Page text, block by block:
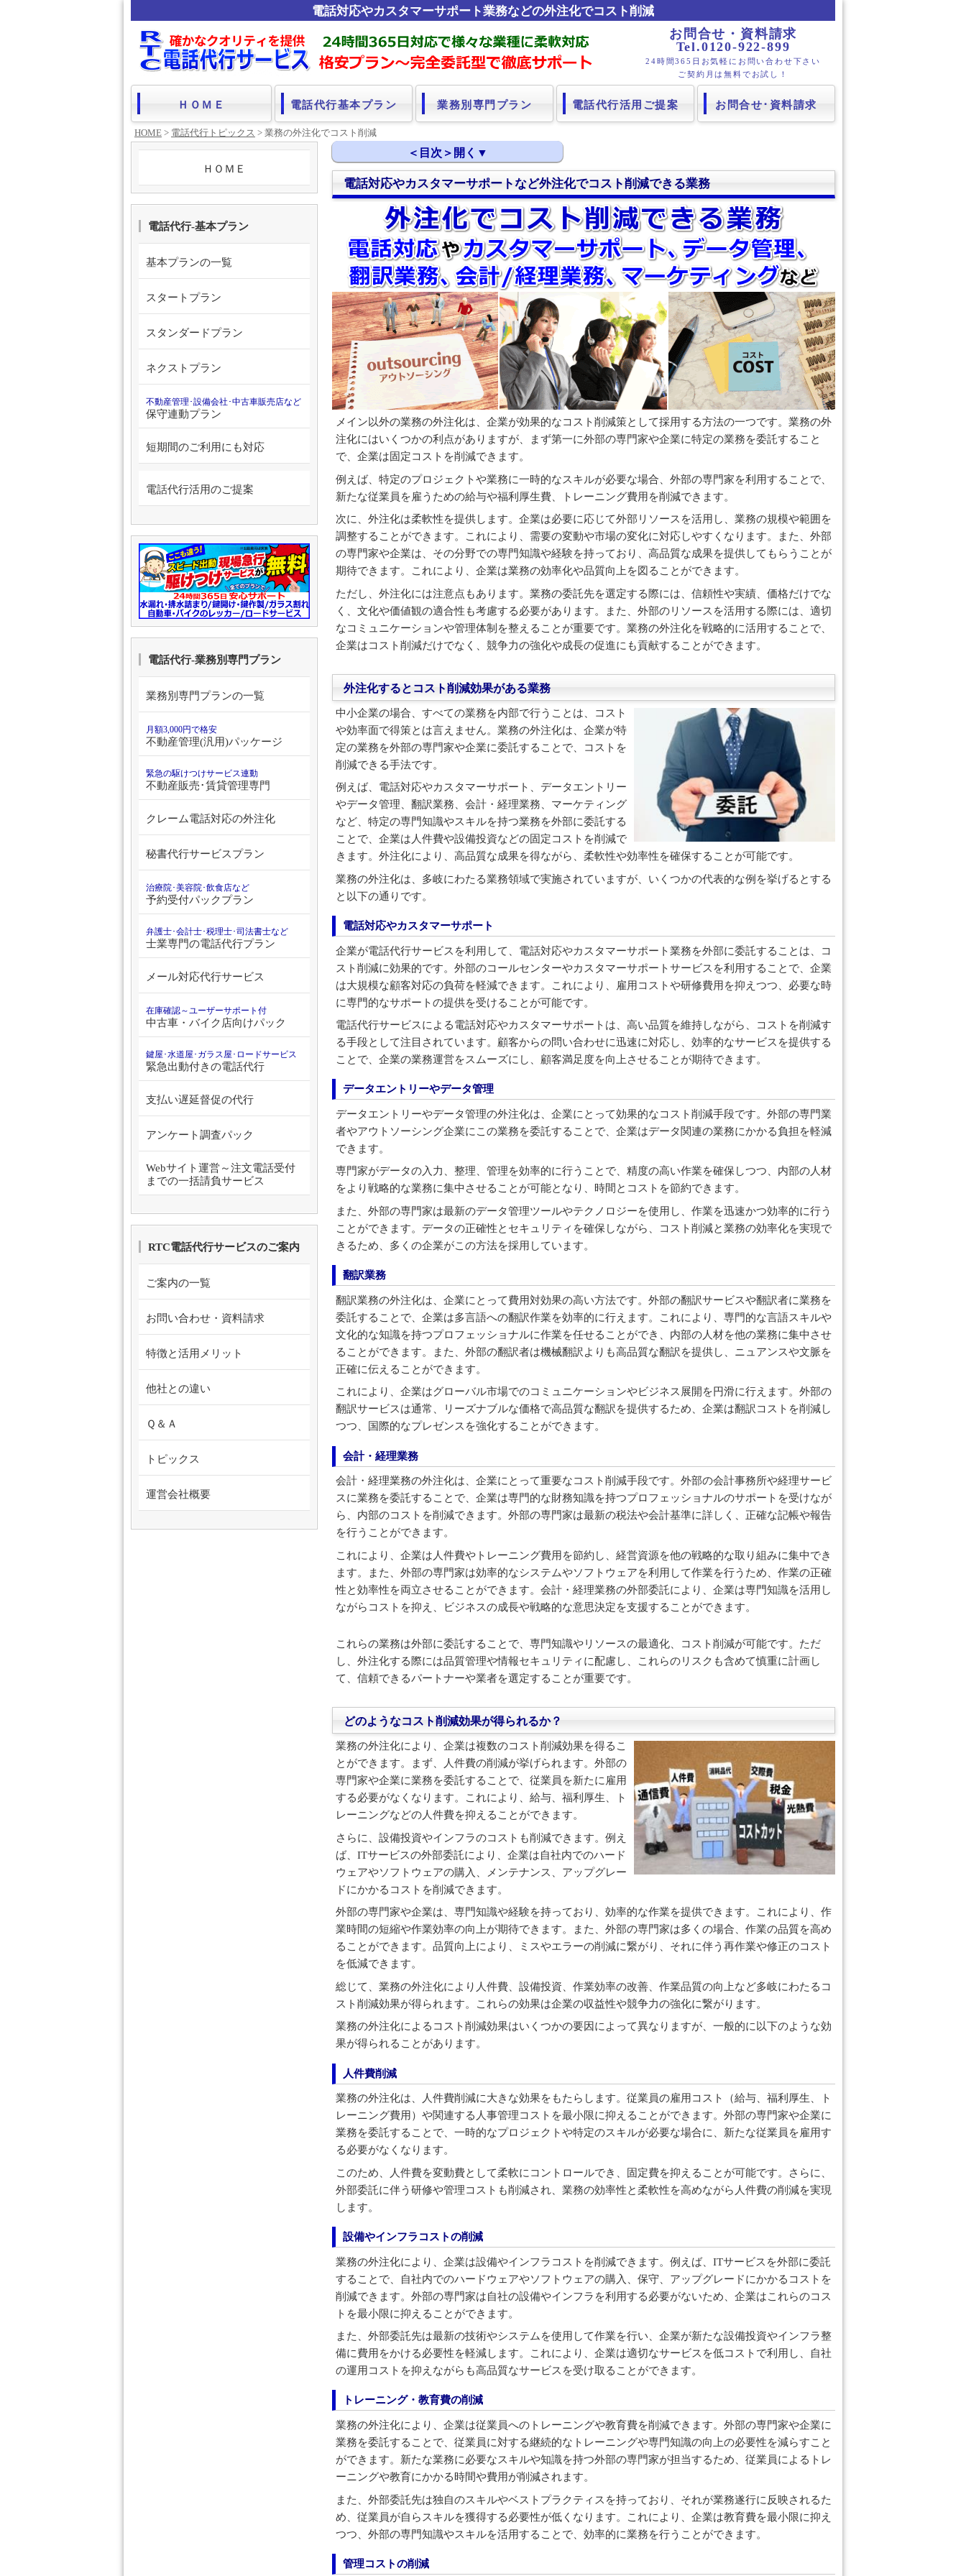
電話対応やカスタマーサポート業務などの外注化でコスト削減
お問合せ・資料請求
Tel.0120-922-899
24時間365日お気軽にお問い合わせ下さい
ご契約月は無料でお試し！
ＨＯＭＥ 電話代行基本プラン 業務別専門プラン 電話代行活用ご提案 お問合せ･資料請求
HOME > 電話代行トピックス > 業務の外注化でコスト削減
電話対応やカスタマーサポートなど外注化でコスト削減できる業務
外注化するとコスト削減効果がある業務
どのようなコスト削減効果が得られるか？
業務を外注化することで生じる経営リスク
業務の外注化に伴う経営リスク
自前コストと外注する場合のコストとの違い
自前コストと外注費の違い
電話対応やカスタマーサポートなど外注化でコスト削減できる業務
メイン以外の業務の外注化は、企業が効果的なコスト削減策として採用する方法の一つです。業務の外
注化にはいくつかの利点がありますが、まず第一に外部の専門家や企業に特定の業務を委託すること
で、企業は固定コストを削減できます。
例えば、特定のプロジェクトや業務に一時的なスキルが必要な場合、外部の専門家を利用することで、
新たな従業員を雇うための給与や福利厚生費、トレーニング費用を削減できます。
次に、外注化は柔軟性を提供します。企業は必要に応じて外部リソースを活用し、業務の規模や範囲を
調整することができます。これにより、需要の変動や市場の変化に対応しやすくなります。また、外部
の専門家や企業は、その分野での専門知識や経験を持っており、高品質な成果を提供してもらうことが
期待できます。これにより、企業は業務の効率化や品質向上を図ることができます。
ただし、外注化には注意点もあります。業務の委託先を選定する際には、信頼性や実績、価格だけでな
く、文化や価値観の適合性も考慮する必要があります。また、外部のリソースを活用する際には、適切
なコミュニケーションや管理体制を整えることが重要です。業務の外注化を戦略的に活用することで、
企業はコスト削減だけでなく、競争力の強化や成長の促進にも貢献することができます。
外注化するとコスト削減効果がある業務
中小企業の場合、すべての業務を内部で行うことは、コスト
や効率面で得策とは言えません。業務の外注化は、企業が特
定の業務を外部の専門家や企業に委託することで、コストを
削減できる手法です。
例えば、電話対応やカスタマーサポート、データエントリー
やデータ管理、翻訳業務、会計・経理業務、マーケティング
など、特定の専門知識やスキルを持つ業務を外部に委託する
ことで、企業は人件費や設備投資などの固定コストを削減で
きます。外注化により、高品質な成果を得ながら、柔軟性や効率性を確保することが可能です。
業務の外注化は、多岐にわたる業務領域で実施されていますが、いくつかの代表的な例を挙げるとする
と以下の通りです。
電話対応やカスタマーサポート
企業が電話代行サービスを利用して、電話対応やカスタマーサポート業務を外部に委託することは、コ
スト削減に効果的です。外部のコールセンターやカスタマーサポートサービスを利用することで、企業
は大規模な顧客対応の負荷を軽減できます。これにより、雇用コストや研修費用を抑えつつ、必要な時
に専門的なサポートの提供を受けることが可能です。
電話代行サービスによる電話対応やカスタマーサポートは、高い品質を維持しながら、コストを削減す
る手段として注目されています。顧客からの問い合わせに迅速に対応し、効率的なサービスを提供する
ことで、企業の業務運営をスムーズにし、顧客満足度を向上させることが期待できます。
データエントリーやデータ管理
データエントリーやデータ管理の外注化は、企業にとって効果的なコスト削減手段です。外部の専門業
者やアウトソーシング企業にこの業務を委託することで、企業はデータ関連の業務にかかる負担を軽減
できます。
専門家がデータの入力、整理、管理を効率的に行うことで、精度の高い作業を確保しつつ、内部の人材
をより戦略的な業務に集中させることが可能となり、時間とコストを節約できます。
また、外部の専門家は最新のデータ管理ツールやテクノロジーを使用し、作業を迅速かつ効率的に行う
ことができます。データの正確性とセキュリティを確保しながら、コスト削減と業務の効率化を実現で
きるため、多くの企業がこの方法を採用しています。
翻訳業務
翻訳業務の外注化は、企業にとって費用対効果の高い方法です。外部の翻訳サービスや翻訳者に業務を
委託することで、企業は多言語への翻訳作業を効率的に行えます。これにより、専門的な言語スキルや
文化的な知識を持つプロフェッショナルに作業を任せることができ、内部の人材を他の業務に集中させ
ることができます。また、外部の翻訳者は機械翻訳よりも高品質な翻訳を提供し、ニュアンスや文脈を
正確に伝えることができます。
これにより、企業はグローバル市場でのコミュニケーションやビジネス展開を円滑に行えます。外部の
翻訳サービスは通常、リーズナブルな価格で高品質な翻訳を提供するため、企業は翻訳コストを削減し
つつ、国際的なプレゼンスを強化することができます。
会計・経理業務
会計・経理業務の外注化は、企業にとって重要なコスト削減手段です。外部の会計事務所や経理サービ
スに業務を委託することで、企業は専門的な財務知識を持つプロフェッショナルのサポートを受けなが
ら、内部のコストを削減できます。外部の専門家は最新の税法や会計基準に詳しく、正確な記帳や報告
を行うことができます。
これにより、企業は人件費やトレーニング費用を節約し、経営資源を他の戦略的な取り組みに集中でき
ます。また、外部の専門家は効率的なシステムやソフトウェアを利用して作業を行うため、作業の正確
性と効率性を両立させることができます。会計・経理業務の外部委託により、企業は専門知識を活用し
ながらコストを抑え、ビジネスの成長や戦略的な意思決定を支援することができます。
これらの業務は外部に委託することで、専門知識やリソースの最適化、コスト削減が可能です。ただ
し、外注化する際には品質管理や情報セキュリティに配慮し、これらのリスクも含めて慎重に計画し
て、信頼できるパートナーや業者を選定することが重要です。
どのようなコスト削減効果が得られるか？
業務の外注化により、企業は複数のコスト削減効果を得るこ
とができます。まず、人件費の削減が挙げられます。外部の
専門家や企業に業務を委託することで、従業員を新たに雇用
する必要がなくなります。これにより、給与、福利厚生、ト
レーニングなどの人件費を抑えることができます。
さらに、設備投資やインフラのコストも削減できます。例え
ば、ITサービスの外部委託により、企業は自社内でのハード
ウェアやソフトウェアの購入、メンテナンス、アップグレー
ドにかかるコストを削減できます。
外部の専門家や企業は、専門知識や経験を持っており、効率的な作業を提供できます。これにより、作
業時間の短縮や作業効率の向上が期待できます。また、外部の専門家は多くの場合、作業の品質を高め
ることができます。品質向上により、ミスやエラーの削減に繋がり、それに伴う再作業や修正のコスト
を低減できます。
総じて、業務の外注化により人件費、設備投資、作業効率の改善、作業品質の向上など多岐にわたるコ
スト削減効果が得られます。これらの効果は企業の収益性や競争力の強化に繋がります。
業務の外注化によるコスト削減効果はいくつかの要因によって異なりますが、一般的に以下のような効
果が得られることがあります。
人件費削減
業務の外注化は、人件費削減に大きな効果をもたらします。従業員の雇用コスト（給与、福利厚生、ト
レーニング費用）や関連する人事管理コストを最小限に抑えることができます。外部の専門家や企業に
業務を委託することで、一時的なプロジェクトや特定のスキルが必要な場合に、新たな従業員を雇用す
る必要がなくなります。
このため、人件費を変動費として柔軟にコントロールでき、固定費を抑えることが可能です。さらに、
外部委託に伴う研修や管理コストも削減され、業務の効率性と柔軟性を高めながら人件費の削減を実現
します。
設備やインフラコストの削減
業務の外注化により、企業は設備やインフラコストを削減できます。例えば、ITサービスを外部に委託
することで、自社内でのハードウェアやソフトウェアの購入、保守、アップグレードにかかるコストを
削減できます。外部の専門家は自社の設備やインフラを利用する必要がないため、企業はこれらのコス
トを最小限に抑えることができます。
また、外部委託先は最新の技術やシステムを使用して作業を行い、企業が新たな設備投資やインフラ整
備に費用をかける必要性を軽減します。これにより、企業は適切なサービスを低コストで利用し、自社
の運用コストを抑えながらも高品質なサービスを受け取ることができます。
トレーニング・教育費の削減
業務の外注化により、企業は従業員へのトレーニングや教育費を削減できます。外部の専門家や企業に
業務を委託することで、従業員に対する継続的なトレーニングや専門知識の向上の必要性を減らすこと
ができます。新たな業務に必要なスキルや知識を持つ外部の専門家が担当するため、従業員によるトレ
ーニングや教育にかかる時間や費用が削減されます。
また、外部委託先は独自のスキルやベストプラクティスを持っており、それが業務遂行に反映されるた
め、従業員が自らスキルを獲得する必要性が低くなります。これにより、企業は教育費を最小限に抑え
つつ、外部の専門知識やスキルを活用することで、効率的に業務を行うことができます。
管理コストの削減
ＨＯＭＥ
電話代行-基本プラン
基本プランの一覧
スタートプラン
スタンダードプラン
ネクストプラン
不動産管理･設備会社･中古車販売店など
保守連動プラン
短期間のご利用にも対応
電話代行活用のご提案
電話代行-業務別専門プラン
業務別専門プランの一覧
月額3,000円で格安
不動産管理(汎用)パッケージ
緊急の駆けつけサービス連動
不動産販売･賃貸管理専門
クレーム電話対応の外注化
秘書代行サービスプラン
治療院･美容院･飲食店など
予約受付パックプラン
弁護士･会計士･税理士･司法書士など
士業専門の電話代行プラン
メール対応代行サービス
在庫確認～ユーザーサポート付
中古車・バイク店向けパック
鍵屋･水道屋･ガラス屋･ロードサービス
緊急出動付きの電話代行
支払い遅延督促の代行
アンケート調査パック
Webサイト運営～注文電話受付
までの一括請負サービス
RTC電話代行サービスのご案内
ご案内の一覧
お問い合わせ・資料請求
特徴と活用メリット
他社との違い
Ｑ＆Ａ
トピックス
運営会社概要